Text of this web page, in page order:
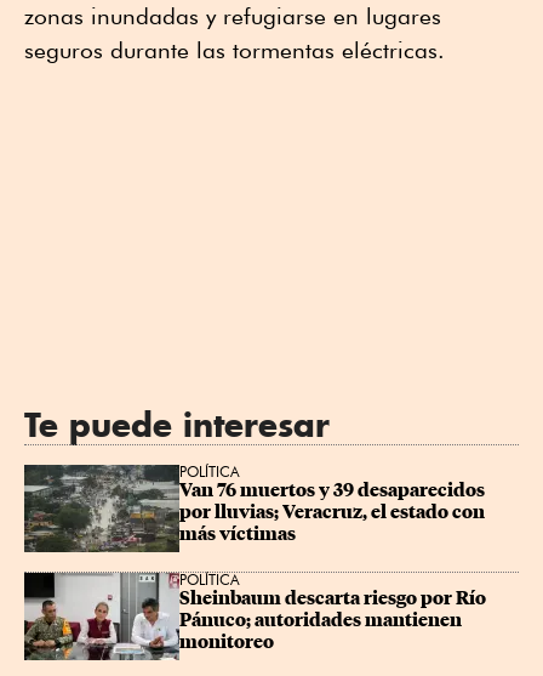
zonas inundadas y refugiarse en lugares
seguros durante las tormentas eléctricas.
Te puede interesar
POLÍTICA
Van 76 muertos y 39 desaparecidos
por lluvias; Veracruz, el estado con
más víctimas
POLÍTICA
Sheinbaum descarta riesgo por Río
Pánuco; autoridades mantienen
monitoreo